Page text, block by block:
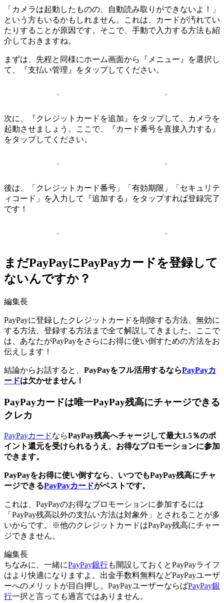
「カメラは起動したものの、自動読み取りができないよ！」
という方もいるかもしれません。これは、カードが汚れてい
たりすることが原因です。そこで、手動で入力する方法も紹
介しておきますね。
まずは、先程と同様にホーム画面から『メニュー』を選択し
て、『支払い管理』をタップしてください。
次に、『クレジットカードを追加』をタップして、カメラを
起動させましょう。ここで、『カード番号を直接入力する』
をタップしてください。
後は、「クレジットカード番号」「有効期限」「セキュリテ
ィコード」を入力して『追加する』をタップすれば登録完了
です！
まだPayPayにPayPayカードを登録して
ないんですか？
編集長
PayPayに登録したクレジットカードを削除する方法、無効に
する方法、登録する方法まで全て解説してきました。ここで
は、あなたがPayPayをさらにお得に使い倒すための方法をお
伝えします！
結論からお話すると、 PayPayをフル活用するならPayPayカ
ードは欠かせません！
PayPayカードは唯一PayPay残高にチャージできる
クレカ
PayPayカードならPayPay残高へチャージして最大1.5％のポ
イント還元を受けられるうえ、お得なプロモーションに参加
できます。
PayPayをお得に使い倒すなら、いつでもPayPay残高にチャ
ージできるPayPayカードがベストです。
これは、PayPayのお得なプロモーションに参加するには
「PayPay残高以外の支払い方法は対象外」とされることが多
いからです。※他のクレジットカードはPayPay残高にチャー
ジできません。
編集長
ちなみに、一緒にPayPay銀行も開設しておくとPayPayライフ
はより快適になりますよ。出金手数料無料などPayPayユーザ
ーへのメリットが目白押し。PayPayユーザーならばPayPay銀
行一択と言っても過言ではありません。